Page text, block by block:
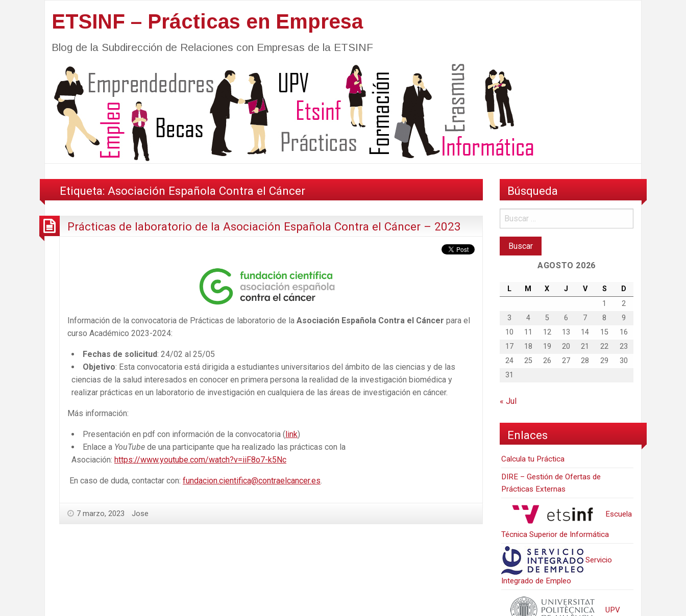
ETSINF – Prácticas en Empresa
Blog de la Subdirección de Relaciones con Empresas de la ETSINF
Etiqueta: Asociación Española Contra el Cáncer
Prácticas de laboratorio de la Asociación Española Contra el Cáncer – 2023
Información de la convocatoria de Prácticas de laboratorio de la Asociación Española Contra el Cáncer para el
curso Académico 2023-2024:
Fechas de solicitud: 24/02 al 25/05
Objetivo: Esta convocatoria está dirigida a estudiantes universitarios del ámbito de las ciencias y de las
ciencias de la salud interesados en conocer en primera persona la realidad de la investigación biomédica y
realizar prácticas en un laboratorio de investigación en cualquiera de las áreas de investigación en cáncer.
Más información:
Presentación en pdf con información de la convocatoria ( link)
Enlace a YouTube de una participante que ha realizado las prácticas con la
Asociación: https://www.youtube.com/watch?v=iiF8o7-k5Nc
En caso de duda, contactar con: fundacion.cientifica@contraelcancer.es.
7 marzo, 2023 Jose
Búsqueda
AGOSTO 2026
L M X J V S
D
1
2
3
4 5 6 7 8
9
10
11 12 13 14 15
16
17
18 19 20 21 22
23
24
25 26 27 28 29
30
31
« Jul
Enlaces
Calcula tu Práctica
DIRE – Gestión de Ofertas de
Prácticas Externas
Escuela
Técnica Superior de Informática
Servicio
Integrado de Empleo
UPV